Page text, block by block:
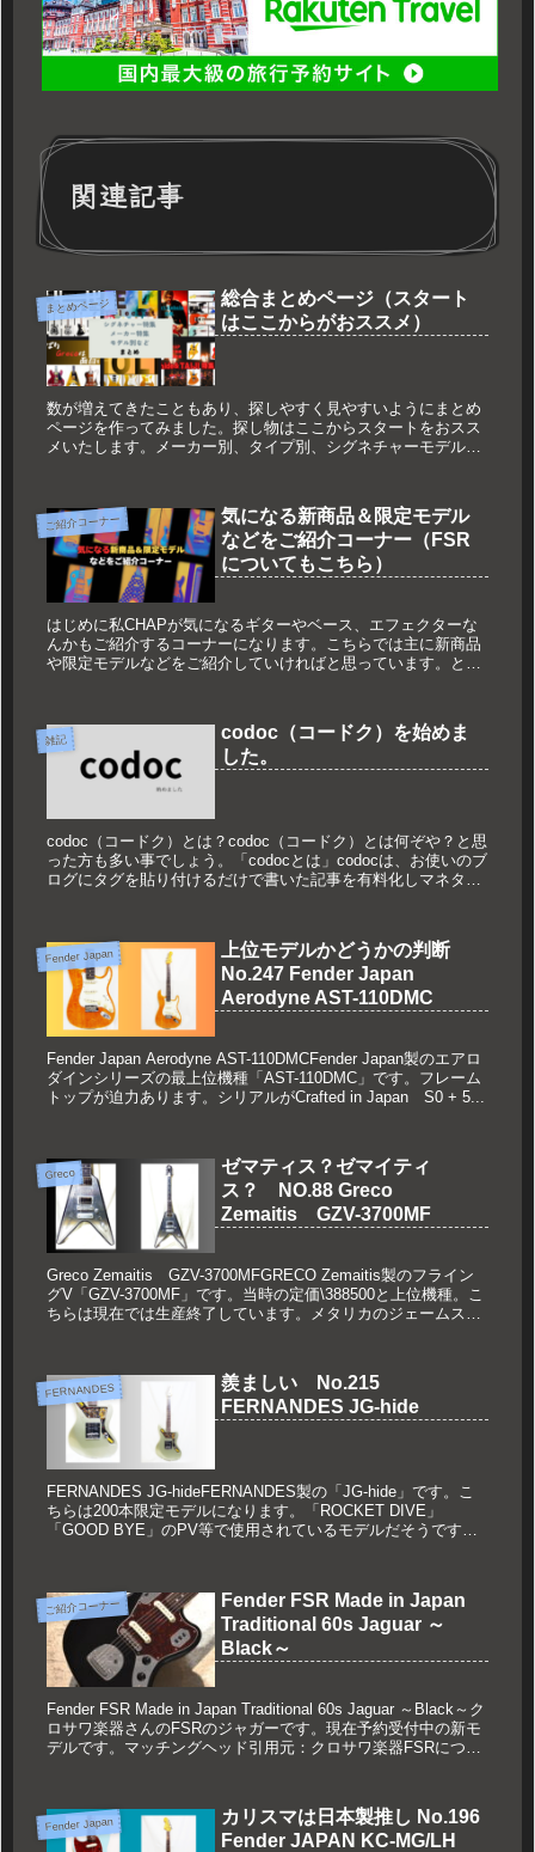
関連記事
まとめページ
総合まとめページ（スタート
はここからがおススメ）
数が増えてきたこともあり、探しやすく見やすいようにまとめ
ページを作ってみました。探し物はここからスタートをおスス
メいたします。メーカー別、タイプ別、シグネチャーモデル特
ご紹介コーナー
気になる新商品＆限定モデル
などをご紹介コーナー（FSR
についてもこちら）
はじめに私CHAPが気になるギターやベース、エフェクターな
んかもご紹介するコーナーになります。こちらでは主に新商品
や限定モデルなどをご紹介していければと思っています。と言
雑記
codoc（コードク）を始めま
した。
codoc（コードク）とは？codoc（コードク）とは何ぞや？と思
った方も多い事でしょう。「codocとは」codocは、お使いのブ
ログにタグを貼り付けるだけで書いた記事を有料化しマネタイ
Fender Japan
上位モデルかどうかの判断
No.247 Fender Japan
Aerodyne AST-110DMC
Fender Japan Aerodyne AST-110DMCFender Japan製のエアロ
ダインシリーズの最上位機種「AST-110DMC」です。フレーム
トップが迫力あります。シリアルがCrafted in Japan S0 + 5...
Greco
ゼマティス？ゼマイティ
ス？ NO.88 Greco
Zemaitis GZV-3700MF
Greco Zemaitis GZV-3700MFGRECO Zemaitis製のフライン
グV「GZV-3700MF」です。当時の定価\388500と上位機種。こ
ちらは現在では生産終了しています。メタリカのジェームス・
FERNANDES
羨ましい No.215
FERNANDES JG-hide
FERNANDES JG-hideFERNANDES製の「JG-hide」です。こ
ちらは200本限定モデルになります。「ROCKET DIVE」
「GOOD BYE」のPV等で使用されているモデルだそうです。
ご紹介コーナー
Fender FSR Made in Japan
Traditional 60s Jaguar ～
Black～
Fender FSR Made in Japan Traditional 60s Jaguar ～Black～ク
ロサワ楽器さんのFSRのジャガーです。現在予約受付中の新モ
デルです。マッチングヘッド引用元：クロサワ楽器FSRについ
Fender Japan
カリスマは日本製推し No.196
Fender JAPAN KC-MG/LH